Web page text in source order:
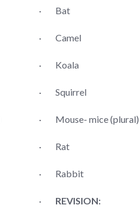
· Bat
· Camel
· Koala
· Squirrel
· Mouse- mice (plural)
· Rat
· Rabbit
· REVISION: